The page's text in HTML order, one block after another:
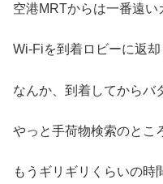
空港MRTからは一番遠い
Wi-Fiを到着ロビーに返却
なんか、到着してからバ
やっと手荷物検索のとこ
もうギリギリくらいの時